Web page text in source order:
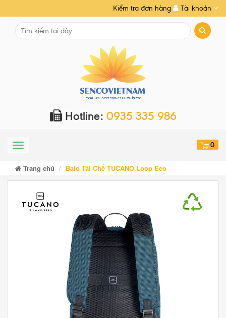
Kiểm tra đơn hàng Tài khoản
Hotline: 0935 335 986
Menu 0
Trang chủ Balo Tái Chế TUCANO Loop Eco